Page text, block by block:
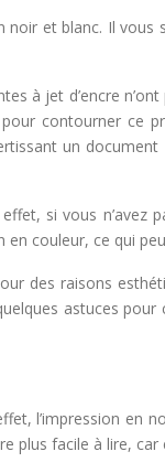
et blanc. Il
à jet d’encre
contourner ce
un document
si vous n’avez
en couleur, ce qui
des raisons
astuces
l’impression en
plus facile à lire,